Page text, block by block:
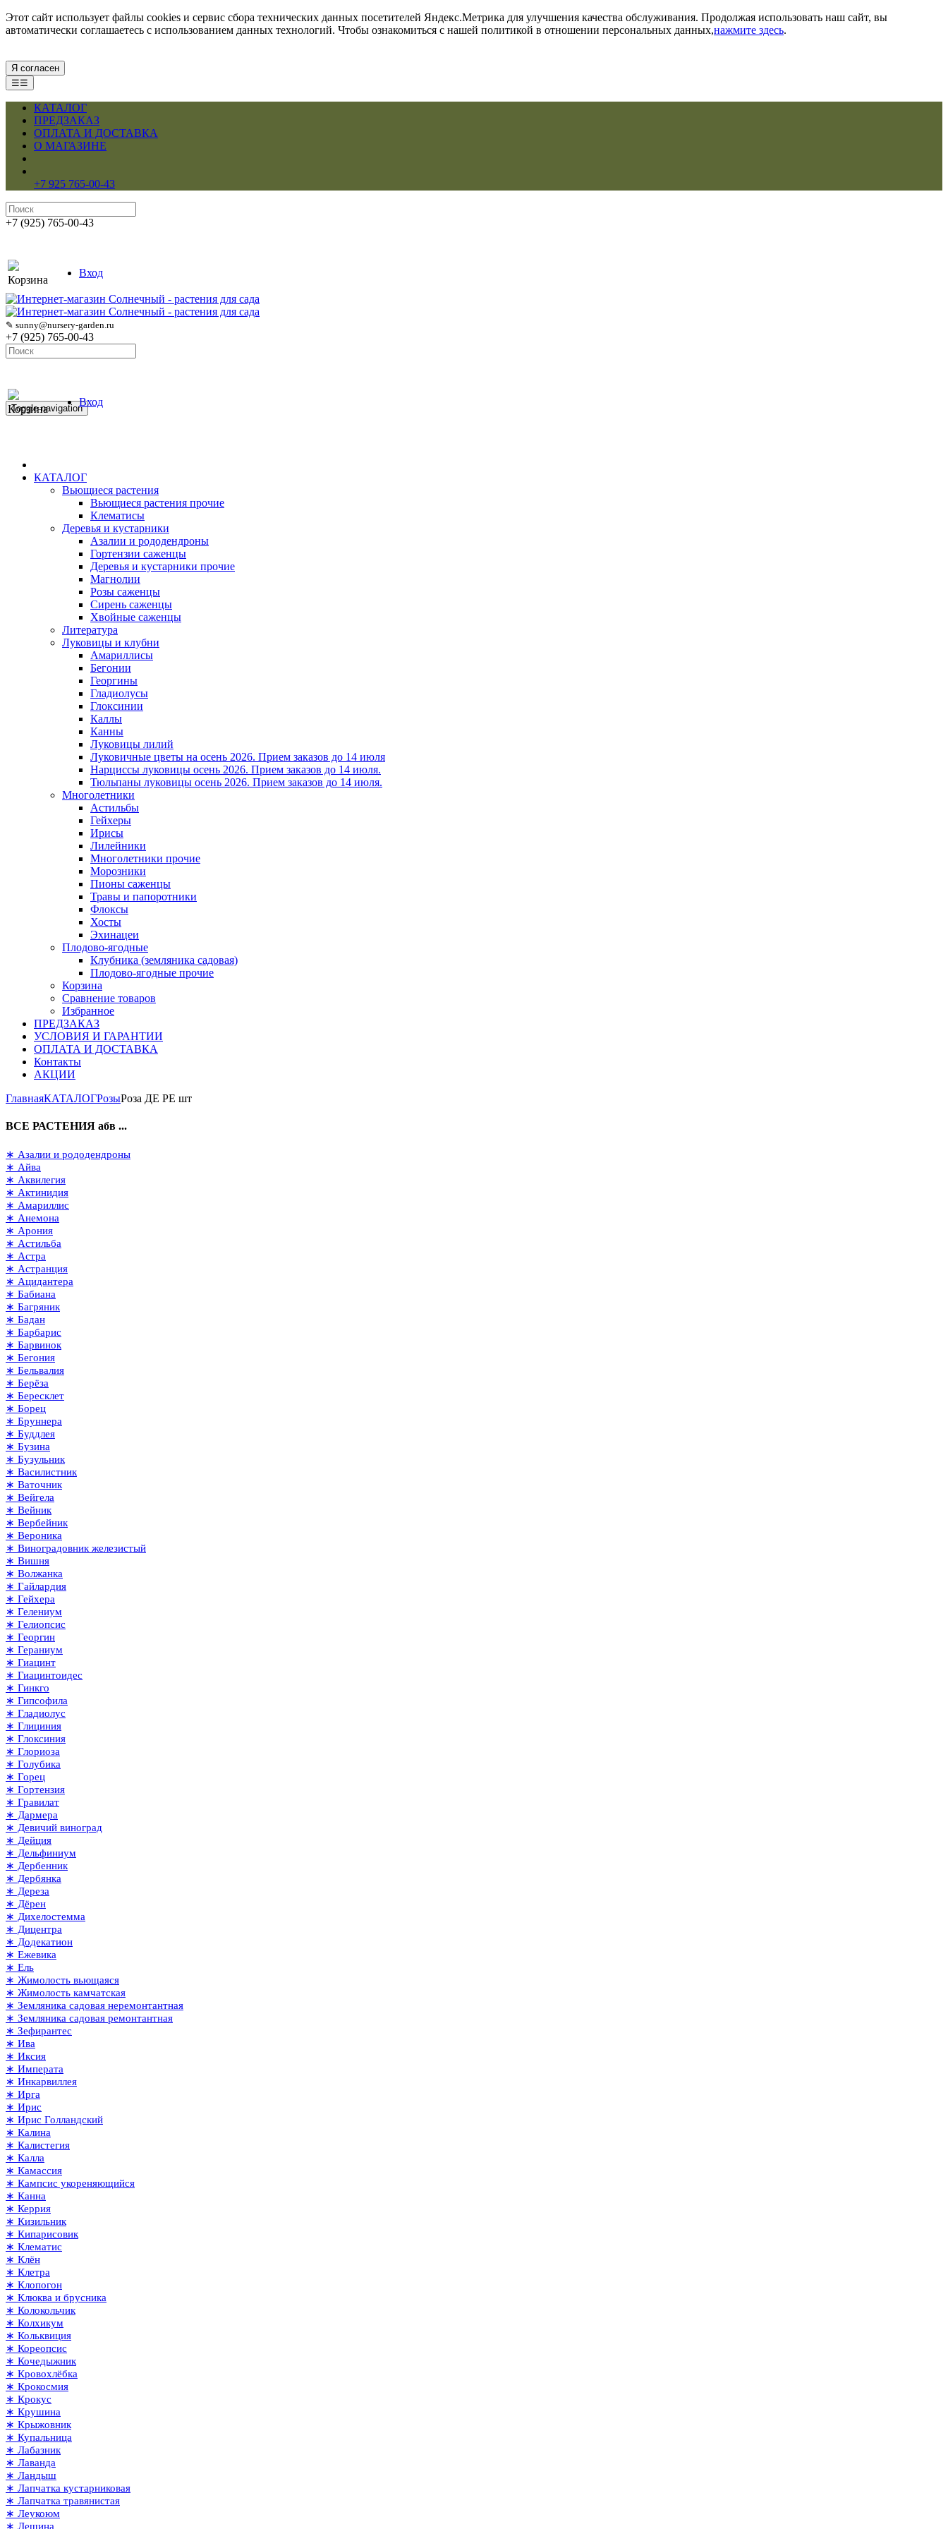
Этот сайт использует файлы cookies и сервис сбора технических данных посетителей Яндекс.Метрика для улучшения качества обслуживания. Продолжая использовать наш сайт, вы
автоматически соглашаетесь с использованием данных технологий. Чтобы ознакомиться с нашей политикой в отношении персональных данных,нажмите здесь.
Я согласен
☰☰
КАТАЛОГ
ПРЕДЗАКАЗ
ОПЛАТА И ДОСТАВКА
О МАГАЗИНЕ
+7 925 765-00-43
+7 (925) 765-00-43
Корзина
Вход
✎ sunny@nursery-garden.ru
+7 (925) 765-00-43
Корзина
Вход
Toggle navigation
КАТАЛОГ
Вьющиеся растения
Вьющиеся растения прочие
Клематисы
Деревья и кустарники
Азалии и рододендроны
Гортензии саженцы
Деревья и кустарники прочие
Магнолии
Розы саженцы
Сирень саженцы
Хвойные саженцы
Литература
Луковицы и клубни
Амариллисы
Бегонии
Георгины
Гладиолусы
Глоксинии
Каллы
Канны
Луковицы лилий
Луковичные цветы на осень 2026. Прием заказов до 14 июля
Нарциссы луковицы осень 2026. Прием заказов до 14 июля.
Тюльпаны луковицы осень 2026. Прием заказов до 14 июля.
Многолетники
Астильбы
Гейхеры
Ирисы
Лилейники
Многолетники прочие
Морозники
Пионы саженцы
Травы и папоротники
Флоксы
Хосты
Эхинацеи
Плодово-ягодные
Клубника (земляника садовая)
Плодово-ягодные прочие
Корзина
Сравнение товаров
Избранное
ПРЕДЗАКАЗ
УСЛОВИЯ И ГАРАНТИИ
ОПЛАТА И ДОСТАВКА
Контакты
АКЦИИ
ГлавнаяКАТАЛОГРозыРоза ДЕ РЕ шт
ВСЕ РАСТЕНИЯ абв ...
∗ Азалии и рододендроны
∗ Айва
∗ Аквилегия
∗ Актинидия
∗ Амариллис
∗ Анемона
∗ Арония
∗ Астильба
∗ Астра
∗ Астранция
∗ Ацидантера
∗ Бабиана
∗ Багряник
∗ Бадан
∗ Барбарис
∗ Барвинок
∗ Бегония
∗ Бельвалия
∗ Берёза
∗ Бересклет
∗ Борец
∗ Бруннера
∗ Буддлея
∗ Бузина
∗ Бузульник
∗ Василистник
∗ Ваточник
∗ Вейгела
∗ Вейник
∗ Вербейник
∗ Вероника
∗ Виноградовник железистый
∗ Вишня
∗ Волжанка
∗ Гайлардия
∗ Гейхера
∗ Гелениум
∗ Гелиопсис
∗ Георгин
∗ Гераниум
∗ Гиацинт
∗ Гиацинтоидес
∗ Гинкго
∗ Гипсофила
∗ Гладиолус
∗ Глициния
∗ Глоксиния
∗ Глориоза
∗ Голубика
∗ Горец
∗ Гортензия
∗ Гравилат
∗ Дармера
∗ Девичий виноград
∗ Дейция
∗ Дельфиниум
∗ Дербенник
∗ Дербянка
∗ Дереза
∗ Дёрен
∗ Дихелостемма
∗ Дицентра
∗ Додекатион
∗ Ежевика
∗ Ель
∗ Жимолость вьющаяся
∗ Жимолость камчатская
∗ Земляника садовая неремонтантная
∗ Земляника садовая ремонтантная
∗ Зефирантес
∗ Ива
∗ Иксия
∗ Императа
∗ Инкарвиллея
∗ Ирга
∗ Ирис
∗ Ирис Голландский
∗ Калина
∗ Калистегия
∗ Калла
∗ Камассия
∗ Кампсис укореняющийся
∗ Канна
∗ Керрия
∗ Кизильник
∗ Кипарисовик
∗ Клематис
∗ Клён
∗ Клетра
∗ Клопогон
∗ Клюква и брусника
∗ Колокольчик
∗ Колхикум
∗ Кольквиция
∗ Кореопсис
∗ Кочедыжник
∗ Кровохлёбка
∗ Крокосмия
∗ Крокус
∗ Крушина
∗ Крыжовник
∗ Купальница
∗ Лабазник
∗ Лаванда
∗ Ландыш
∗ Лапчатка кустарниковая
∗ Лапчатка травянистая
∗ Леукоюм
∗ Лещина